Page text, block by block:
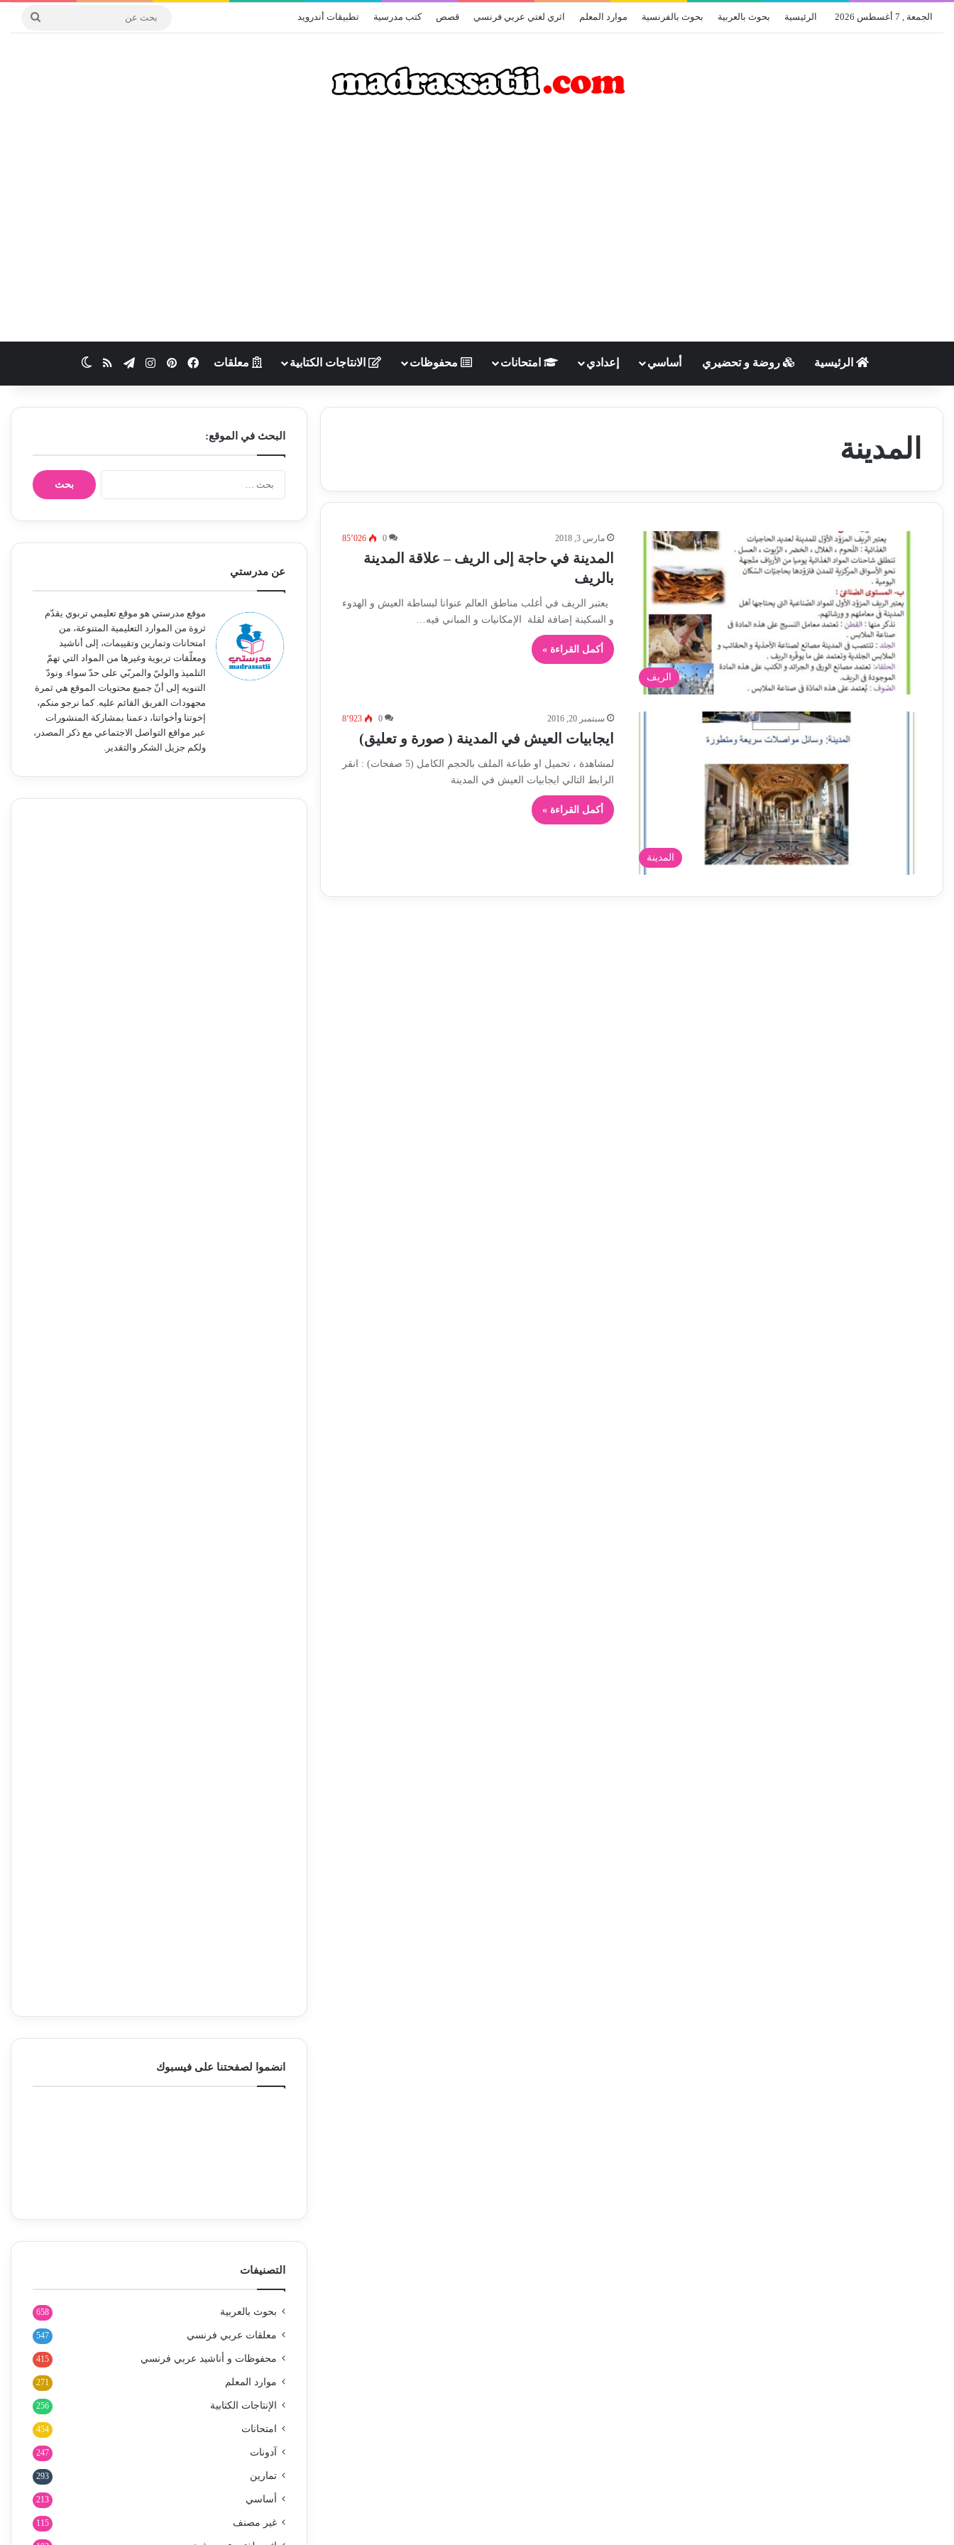
الجمعة , 7 أغسطس 2026 الرئيسية بحوث بالعربية بحوث بالفرنسية موارد المعلم اثري لغتي عربي فرنسي قصص كتب مدرسية تطبيقات أندرويد
الرئيسية روضة و تحضيري أساسي إعدادي امتحانات محفوظات الانتاجات الكتابية معلقات فيسبوكبينتيريستانستقرامتيلقرامملخص الموقع RSS
المدينة
الريف
مارس 3, 2018 0 85٬026
المدينة في حاجة إلى الريف – علاقة المدينة
بالريف
يعتبر الريف في أغلب مناطق العالم عنوانا لبساطة العيش و الهدوء
و السكينة إضافة لقلة الإمكانيات و المباني فيه…
أكمل القراءة »
المدينة
سبتمبر 20, 2016 0 8٬923
ايجابيات العيش في المدينة ( صورة و تعليق)
لمشاهدة ، تحميل او طباعة الملف بالحجم الكامل (5 صفحات) : انقر
الرابط التالي ايجابيات العيش في المدينة
أكمل القراءة »
البحث في الموقع:
ح
عن مدرستي
موقع مدرستي هو موقع تعليمي تربوي يقدّم
ثروة من الموارد التعليمية المتنوعة، من
امتحانات وتمارين وتقييمات، إلى أناشيد
ومعلّقات تربوية وغيرها من المواد التي تهمّ
التلميذ والوليّ والمربّي على حدّ سواء. ونودّ
التنويه إلى أنّ جميع محتويات الموقع هي ثمرة
مجهودات الفريق القائم عليه. كما نرجو منكم،
إخوتنا وأخواتنا، دعمنا بمشاركة المنشورات
عبر مواقع التواصل الاجتماعي مع ذكر المصدر،
ولكم جزيل الشكر والتقدير.
انضموا لصفحتنا على فيسبوك
التصنيفات
بحوث بالعربية 658
معلقات عربي فرنسي 547
محفوظات و أناشيد عربي فرنسي 415
موارد المعلم 271
الإنتاجات الكتابية 256
امتحانات 454
آدونات 247
تمارين 293
أساسي 213
غير مصنف 115